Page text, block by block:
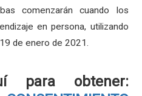
comenzarán cuando los
en persona, utilizando
de enero de 2021.
para obtener: